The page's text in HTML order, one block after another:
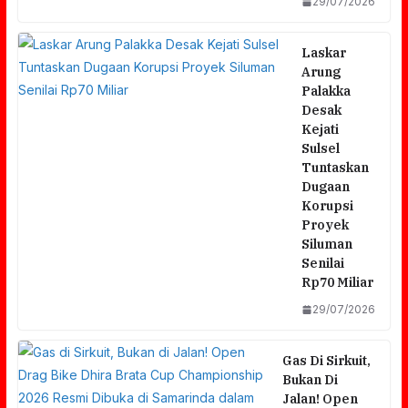
Laskar
Arung
Palakka
Desak
Kejati
Sulsel
Tuntaskan
Dugaan
Korupsi
Proyek
Siluman
Senilai
Rp70 Miliar
29/07/2026
Gas Di Sirkuit,
Bukan Di
Jalan! Open